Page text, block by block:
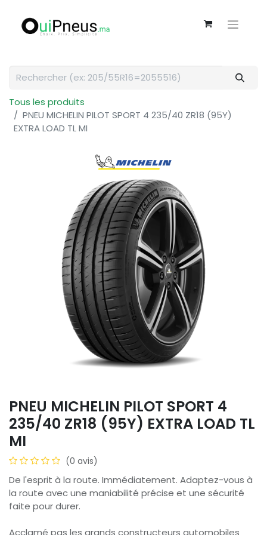
Tous les produits
PNEU MICHELIN PILOT SPORT 4 235/40 ZR18 (95Y)
EXTRA LOAD TL MI
PNEU MICHELIN PILOT SPORT 4
235/40 ZR18 (95Y) EXTRA LOAD TL
MI
(0 avis)
De l'esprit à la route. Immédiatement. Adaptez-vous à
la route avec une maniabilité précise et une sécurité
faite pour durer.
Acclamé pas les grands constructeurs automobiles